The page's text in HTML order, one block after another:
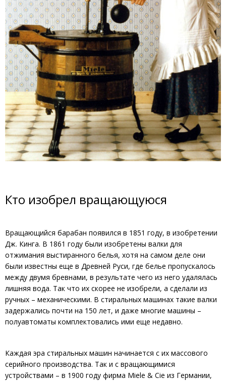
Кто изобрел вращающуюся
Вращающийся барабан появился в 1851 году, в изобретении
Дж. Кинга. В 1861 году были изобретены валки для
отжимания выстиранного белья, хотя на самом деле они
были известны еще в Древней Руси, где белье пропускалось
между двумя бревнами, в результате чего из него удалялась
лишняя вода. Так что их скорее не изобрели, а сделали из
ручных – механическими. В стиральных машинах такие валки
задержались почти на 150 лет, и даже многие машины –
полуавтоматы комплектовались ими еще недавно.
Каждая эра стиральных машин начинается с их массового
серийного производства. Так и с вращающимися
устройствами – в 1900 году фирма Miele & Cie из Германии,